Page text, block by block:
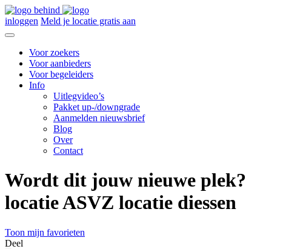
inloggen Meld je locatie gratis aan
Voor zoekers
Voor aanbieders
Voor begeleiders
Info
Uitlegvideo’s
Pakket up-/downgrade
Aanmelden nieuwsbrief
Blog
Over
Contact
Wordt dit jouw nieuwe plek?
locatie ASVZ locatie diessen
Toon mijn favorieten
Deel